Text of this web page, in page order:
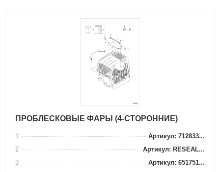
ПРОБЛЕСКОВЫЕ ФАРЫ (4-СТОРОННИЕ)
1
Артикул: 712833...
2
Артикул: RESEAL...
3
Артикул: 651751...